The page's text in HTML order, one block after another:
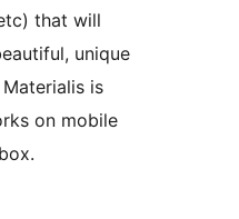
that will
unique
is
on mobile